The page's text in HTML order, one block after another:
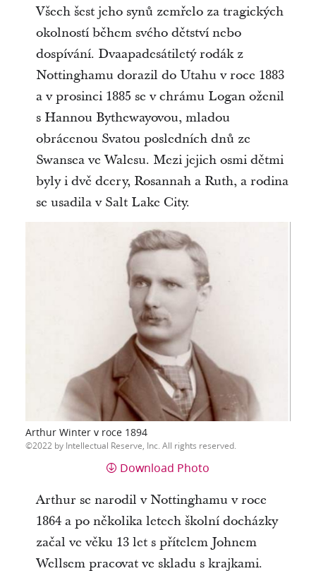
Všech šest jeho synů zemřelo za tragických
okolností během svého dětství nebo
dospívání. Dvaapadesátiletý rodák z
Nottinghamu dorazil do Utahu v roce 1883
a v prosinci 1885 se v chrámu Logan oženil
s Hannou Bythewayovou, mladou
obrácenou Svatou posledních dnů ze
Swansea ve Walesu. Mezi jejich osmi dětmi
byly i dvě dcery, Rosannah a Ruth, a rodina
se usadila v Salt Lake City.
Arthur Winter v roce 1894
2022 by Intellectual Reserve, Inc. All rights reserved.
Download Photo
Arthur se narodil v Nottinghamu v roce
1864 a po několika letech školní docházky
začal ve věku 13 let s přítelem Johnem
Wellsem pracovat ve skladu s krajkami.